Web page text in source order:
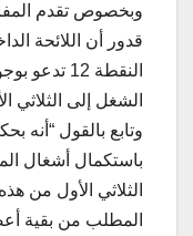
وبخصوص تقدم
قدور أن اللائحة
النقطة 12
الشغل إلى الثلاثي الأول من
وتابع بالقول “أنه
باستكمال أشغال
الثلاثي الأول من
المطلب من بقية